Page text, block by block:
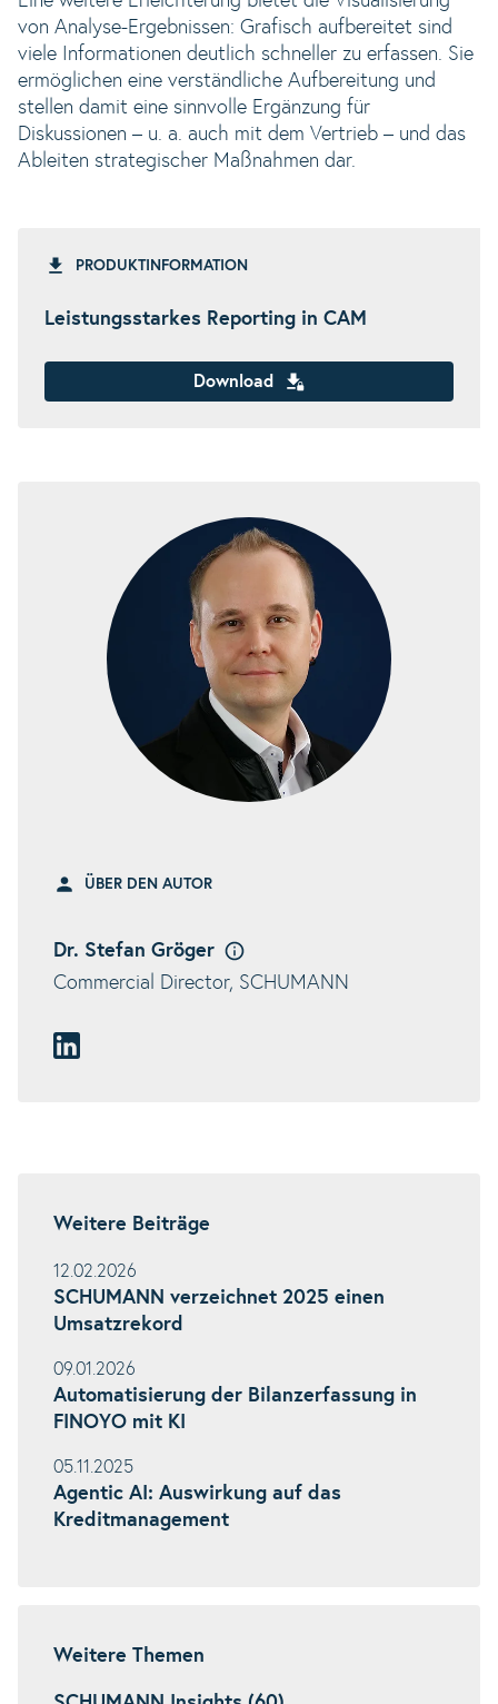
von Analyse-Ergebnissen: Grafisch aufbereitet sind
viele Informationen deutlich schneller zu erfassen. Sie
ermöglichen eine verständliche Aufbereitung und
stellen damit eine sinnvolle Ergänzung für
Diskussionen – u. a. auch mit dem Vertrieb – und das
Ableiten strategischer Maßnahmen dar.
PRODUKTINFORMATION
Leistungsstarkes Reporting in CAM
Download
ÜBER DEN AUTOR
Dr. Stefan Gröger
Commercial Director, SCHUMANN
Weitere Beiträge
12.02.2026
SCHUMANN verzeichnet 2025 einen
Umsatzrekord
09.01.2026
Automatisierung der Bilanzerfassung in
FINOYO mit KI
05.11.2025
Agentic AI: Auswirkung auf das
Kreditmanagement
Weitere Themen